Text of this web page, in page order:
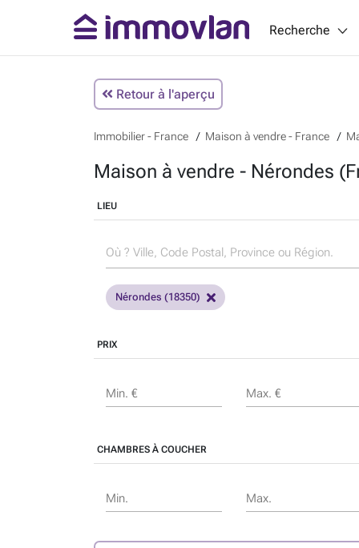
Recherche
Retour à l'aperçu
Immobilier - France Maison à vendre - France
Maison à vendre - Nérondes
LIEU
Nérondes (18350)
PRIX
Min. € Max. €
CHAMBRES À COUCHER
Min. Max.